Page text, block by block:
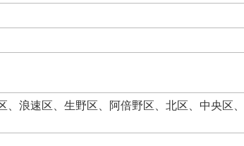
、浪速区、生野区、阿倍野区、北区、中央区